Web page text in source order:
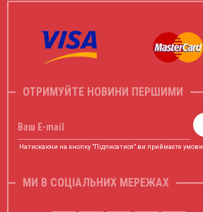
ОТРИМУЙТЕ НОВИНИ ПЕРШИМИ
Ваш E-mail
Натискаючи на кнопку "Підписатися" ви приймаєте умови
МИ В СОЦІАЛЬНИХ МЕРЕЖАХ